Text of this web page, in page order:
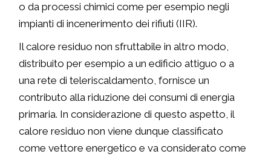
o da processi chimici come per esempio negli
impianti di incenerimento dei rifiuti (IIR).
Il calore residuo non sfruttabile in altro modo,
distribuito per esempio a un edificio attiguo o a
una rete di teleriscaldamento, fornisce un
contributo alla riduzione dei consumi di energia
primaria. In considerazione di questo aspetto, il
calore residuo non viene dunque classificato
come vettore energetico e va considerato come